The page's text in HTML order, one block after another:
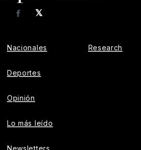
𝕏
Facebook
Nacionales
Deportes
Opinión
Lo más leído
Newsletters
Research